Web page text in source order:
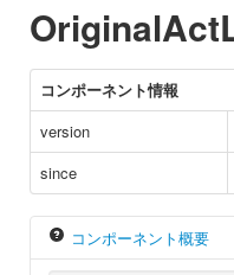
コンポーネント情報
version
since
コンポーネント概要